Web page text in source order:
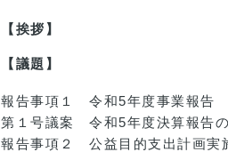
【挨拶】
【議題】
報告事項１ 令和5年度事業報告
第１号議案 令和5年度決算報告
報告事項２ 公益目的支出計画実